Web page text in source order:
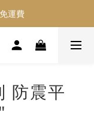
回贈
運費
回贈
防震平